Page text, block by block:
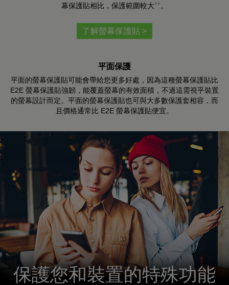
幕保護貼相比，保護範圍較大**。
了解螢幕保護貼 >
平面保護
平面的螢幕保護貼可能會帶給您更多好處，因為這種螢幕保護貼比
E2E 螢幕保護貼強韌，能覆蓋螢幕的有效面積，不過這需視乎裝置
的螢幕設計而定。平面的螢幕保護貼也可與大多數保護套相容，而
且價格通常比 E2E 螢幕保護貼便宜。
保護您和裝置的特殊功能